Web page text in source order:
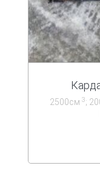
2500см 3;